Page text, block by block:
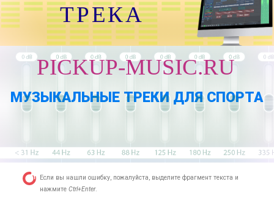
ТРЕКА
PICKUP-MUSIC.RU
МУЗЫКАЛЬНЫЕ ТРЕКИ ДЛЯ СПОРТА
Если вы нашли ошибку, пожалуйста, выделите фрагмент текста и
нажмите Ctrl+Enter.